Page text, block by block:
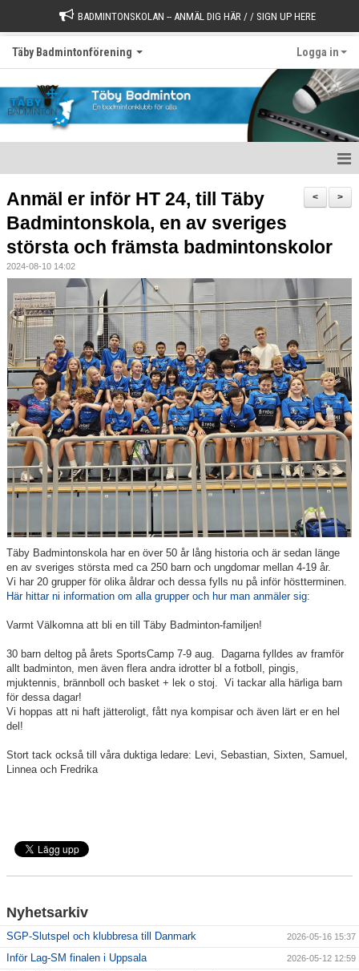
BADMINTONSKOLAN -- ANMÄL DIG HÄR / / SIGN UP HERE
Täby Badmintonförening Logga in
Börja spela
Värdegrund
Styrelse
Kontakt
Information Tibble NIU
Täby-278 SM-GULD genom tiderna
Anmälan till Badmintonskolan HT-26
Information Vuxenträning HT-26
TRC-tidning 2025-26
Lilla Badmintonligan
Medlemsinformation
Täby Badminton SummerCamp 15-17 juni
Täby International Para Badminton Camp august 5-9
>
<
Anmäl er inför HT 24, till Täby
Badmintonskola, en av sveriges
största och främsta badmintonskolor
2024-08-10 14:02
Täby Badmintonskola har en över 50 år lång historia och är sedan länge
en av sveriges största med ca 250 barn och ungdomar mellan 4-19 år.
Vi har 20 grupper för olika åldrar och dessa fylls nu på inför höstterminen.
Här hittar ni information om alla grupper och hur man anmäler sig:
Varmt Välkomna att bli en till Täby Badminton-familjen!
30 barn deltog på årets SportsCamp 7-9 aug. Dagarna fylldes av framför
allt badminton, men även flera andra idrotter bl a fotboll, pingis,
mjuktennis, brännboll och basket + lek o stoj. Vi tackar alla härliga barn
för dessa dagar!
Vi hoppas att ni haft jätteroligt, fått nya kompisar och även lärt er en hel
del!
Stort tack också till våra duktiga ledare: Levi, Sebastian, Sixten, Samuel,
Linnea och Fredrika
Nyhetsarkiv
SGP-Slutspel och klubbresa till Danmark 2026-05-16 15:37
Inför Lag-SM finalen i Uppsala 2026-05-12 12:59